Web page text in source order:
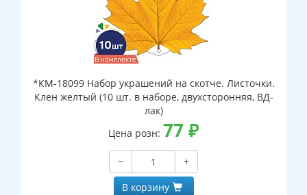
*КМ-18099 Набор украшений на скотче. Листочки.
Клен желтый (10 шт. в наборе, двухсторонняя, ВД-
лак)
Цена розн: 77 ₽
−
+
В корзину